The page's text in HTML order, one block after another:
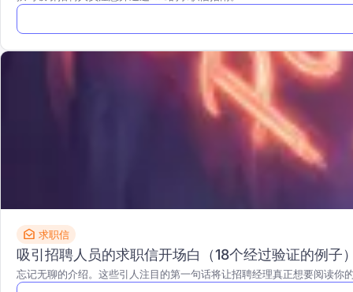
求职信
吸引招聘人员的求职信开场白（18个经过验证的例子
忘记无聊的介绍。这些引人注目的第一句话将让招聘经理真正想要阅读你